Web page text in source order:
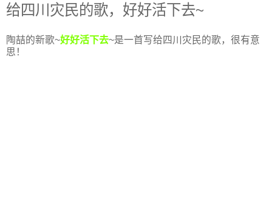
给四川灾民的歌，好好活下去~
陶喆的新歌~好好活下去~是一首写给四川灾民的歌，很有意
思！